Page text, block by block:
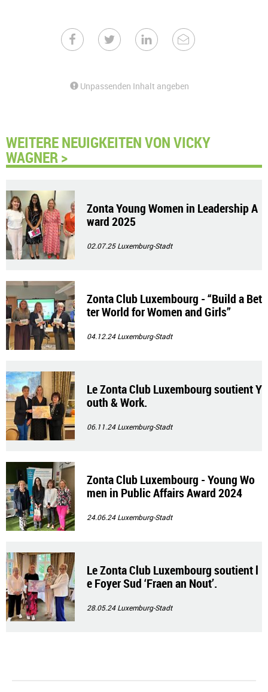
Unpassenden Inhalt angeben
WEITERE NEUIGKEITEN VON VICKY
WAGNER >
Zonta Young Women in Leadership A
ward 2025
02.07.25Luxemburg-Stadt
Zonta Club Luxembourg - “Build a Bet
ter World for Women and Girls”
04.12.24Luxemburg-Stadt
Le Zonta Club Luxembourg soutient Y
outh & Work.
06.11.24Luxemburg-Stadt
Zonta Club Luxembourg - Young Wo
men in Public Affairs Award 2024
24.06.24Luxemburg-Stadt
Le Zonta Club Luxembourg soutient l
e Foyer Sud ‘Fraen an Nout’.
28.05.24Luxemburg-Stadt